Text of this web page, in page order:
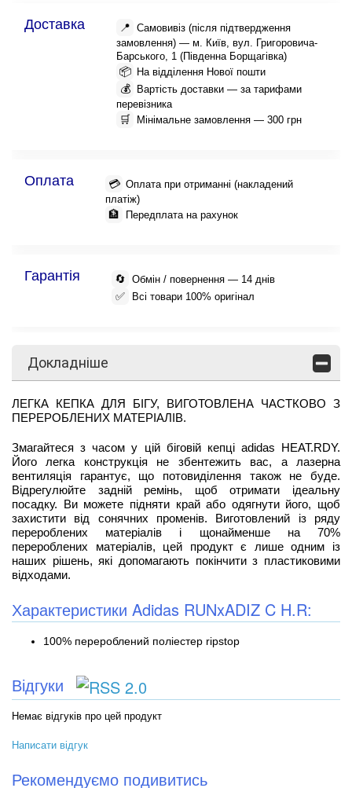
Доставка 📍 Самовивіз (після підтвердження
замовлення) — м. Київ, вул. Григоровича-
Барського, 1 (Південна Борщагівка)
📦 На відділення Нової пошти
💰
Вартість доставки — за тарифами
перевізника
🛒 Мінімальне замовлення — 300 грн
Оплата 💳 Оплата при отриманні (накладений
платіж)
🏦 Передплата на рахунок
Гарантія 🔄 Обмін / повернення — 14 днів
✅ Всі товари 100% оригінал
Докладніше
ЛЕГКА КЕПКА ДЛЯ БІГУ, ВИГОТОВЛЕНА ЧАСТКОВО З
ПЕРЕРОБЛЕНИХ МАТЕРІАЛІВ.
Змагайтеся з часом у цій біговій кепці adidas HEAT.RDY.
Його легка конструкція не збентежить вас, а лазерна
вентиляція гарантує, що потовиділення також не буде.
Відрегулюйте задній ремінь, щоб отримати ідеальну
посадку. Ви можете підняти край або одягнути його, щоб
захистити від сонячних променів. Виготовлений із ряду
перероблених матеріалів і щонайменше на 70%
перероблених матеріалів, цей продукт є лише одним із
наших рішень, які допомагають покінчити з пластиковими
відходами.
Характеристики Adidas RUNxADIZ C H.R:
100% перероблений поліестер ripstop
Відгуки
Немає відгуків про цей продукт
Написати відгук
Рекомендуємо подивитись